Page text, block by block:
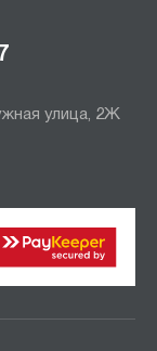
улица, 2Ж